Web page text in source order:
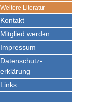
Weitere Literatur
Kontakt
Mitglied werden
Impressum
Datenschutz-
erklärung
Links